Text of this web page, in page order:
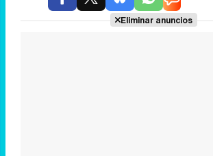
Eliminar anuncios